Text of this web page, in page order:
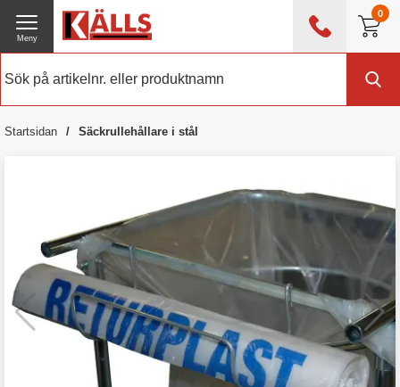
0
0476 - 214 80
Meny
Startsidan Säckrullehållare i stål